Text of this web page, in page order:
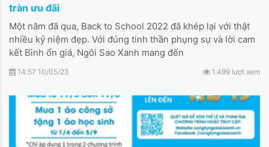
tràn ưu đãi
Một năm đã qua, Back to School 2022 đã khép lại với thật
nhiều kỷ niệm đẹp. Với đúng tinh thần phụng sự và lời cam
kết Bình ổn giá, Ngôi Sao Xanh mang đến
nhiều quà tặng ý nghĩa hơn:
14:57 10/05/23 1.499 lượt xem